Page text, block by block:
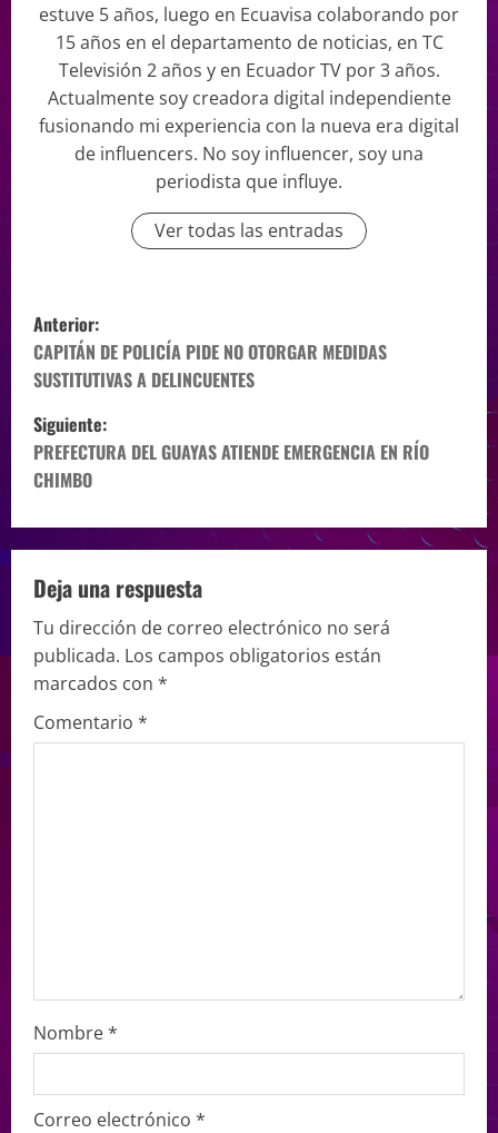
estuve 5 años, luego en Ecuavisa colaborando por
15 años en el departamento de noticias, en TC
Televisión 2 años y en Ecuador TV por 3 años.
Actualmente soy creadora digital independiente
fusionando mi experiencia con la nueva era digital
de influencers. No soy influencer, soy una
periodista que influye.
Ver todas las entradas
Anterior:
CAPITÁN DE POLICÍA PIDE NO OTORGAR MEDIDAS
SUSTITUTIVAS A DELINCUENTES
Siguiente:
PREFECTURA DEL GUAYAS ATIENDE EMERGENCIA EN RÍO
CHIMBO
Deja una respuesta
Tu dirección de correo electrónico no será
publicada. Los campos obligatorios están
marcados con *
Comentario *
Nombre*
Correo electrónico *